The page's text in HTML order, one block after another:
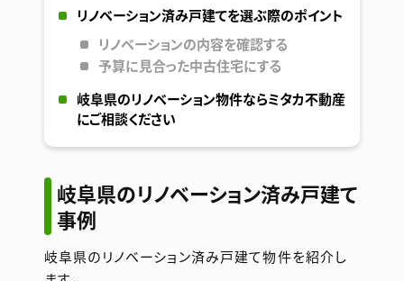
リノベーション済み戸建てを選ぶ際のポイント
リノベーションの内容を確認する
予算に見合った中古住宅にする
岐阜県のリノベーション物件ならミタカ不動産
にご相談ください
岐阜県のリノベーション済み戸建て
事例
岐阜県のリノベーション済み戸建て物件を紹介し